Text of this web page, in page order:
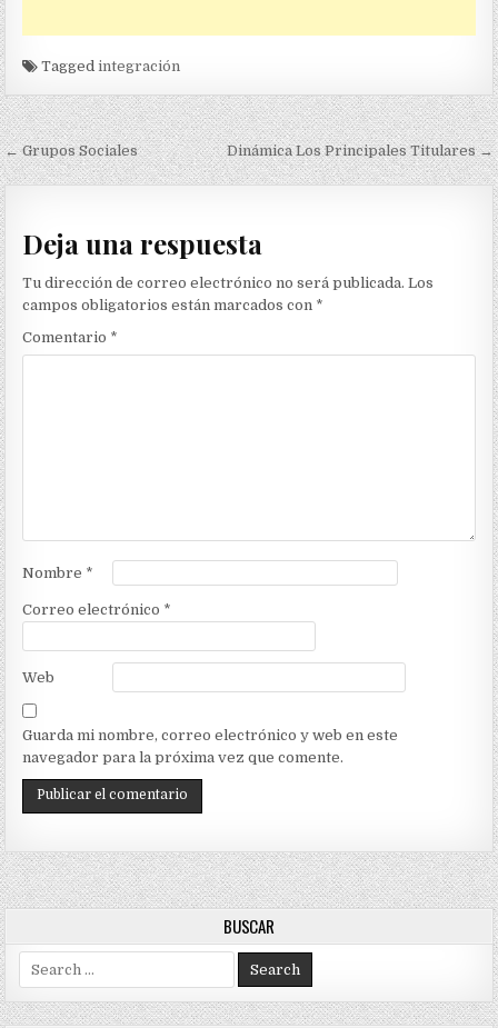
Taggedintegración
Navegación
de
entradas
← Grupos Sociales Dinámica Los Principales Titulares →
Deja una respuesta
Tu dirección de correo electrónico no será publicada. Los
campos obligatorios están marcados con *
Comentario *
Nombre *
Correo electrónico *
Web
Guarda mi nombre, correo electrónico y web en este
navegador para la próxima vez que comente.
BUSCAR
for: